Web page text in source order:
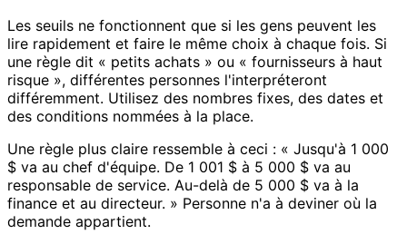
Les seuils ne fonctionnent que si les gens peuvent les
lire rapidement et faire le même choix à chaque fois. Si
une règle dit « petits achats » ou « fournisseurs à haut
risque », différentes personnes l'interpréteront
différemment. Utilisez des nombres fixes, des dates et
des conditions nommées à la place.
Une règle plus claire ressemble à ceci : « Jusqu'à 1 000
$ va au chef d'équipe. De 1 001 $ à 5 000 $ va au
responsable de service. Au-delà de 5 000 $ va à la
finance et au directeur. » Personne n'a à deviner où la
demande appartient.